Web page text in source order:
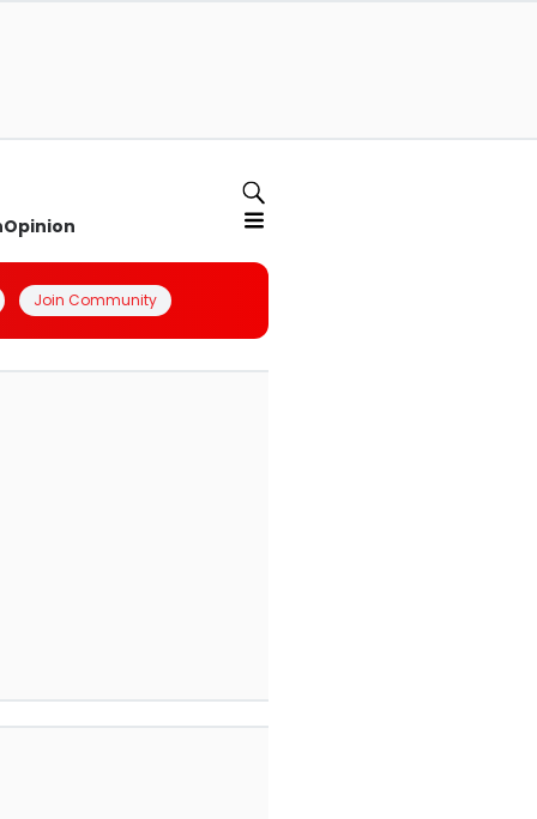
Opinion
Join Community